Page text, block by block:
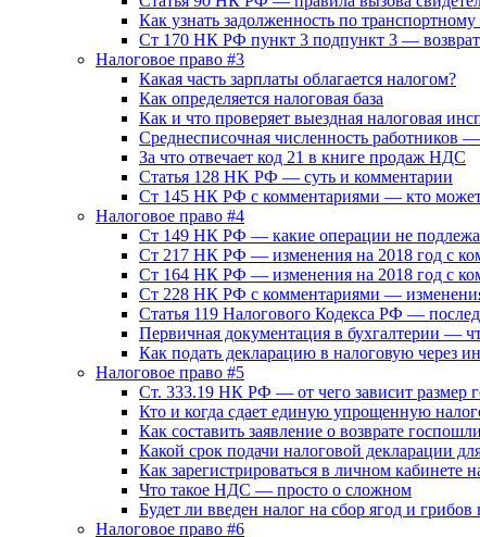
Как узнать задолженность по
Ст 170 НК РФ пункт 3 подпункт 3 —
Налоговое право #3
Какая часть зарплаты облагается налогом?
Как определяется налоговая база
Как и что проверяет выездная налоговая
Среднесписочная численность работников
За что отвечает код 21 в книге продаж НДС
Статья 128 HK РФ — суть и комментарии
Ст 145 НК РФ с комментариями — кто
Налоговое право #4
Ст 149 НК РФ — какие операции не
Ст 217 НК РФ — изменения на 2018 год с
Ст 164 НК РФ — изменения на 2018 год с
Ст 228 НК РФ с комментариями —
Статья 119 Налогового Кодекса РФ —
Первичная документация в бухгалтерии —
Как подать декларацию в налоговую через
Налоговое право #5
Ст. 333.19 НК РФ — от чего зависит размер
Кто и когда сдает единую упрощенную
Как составить заявление о возврате
Какой срок подачи налоговой декларации
Как зарегистрироваться в личном кабинете
Что такое НДС — просто о сложном
Будет ли введен налог на сбор ягод и грибов
Налоговое право #6